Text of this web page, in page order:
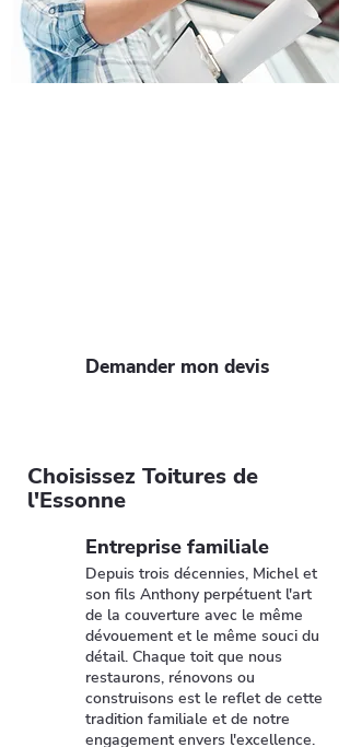
Demander mon devis
Choisissez Toitures de
l'Essonne
Entreprise familiale
Depuis trois décennies, Michel et
son fils Anthony perpétuent l'art
de la couverture avec le même
dévouement et le même souci du
détail. Chaque toit que nous
restaurons, rénovons ou
construisons est le reflet de cette
tradition familiale et de notre
engagement envers l'excellence.